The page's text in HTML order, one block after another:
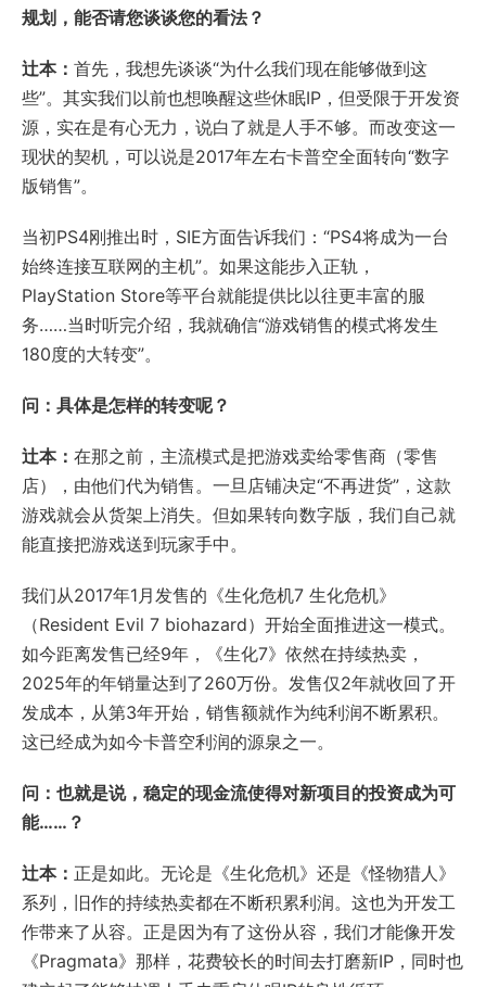
规划，能否请您谈谈您的看法？
辻本： 首先，我想先谈谈“为什么我们现在能够做到这
些”。其实我们以前也想唤醒这些休眠IP，但受限于开发资
源，实在是有心无力，说白了就是人手不够。而改变这一
现状的契机，可以说是2017年左右卡普空全面转向“数字
版销售”。
当初PS4刚推出时，SIE方面告诉我们：“PS4将成为一台
始终连接互联网的主机”。如果这能步入正轨，
PlayStation Store等平台就能提供比以往更丰富的服
务……当时听完介绍，我就确信“游戏销售的模式将发生
180度的大转变”。
问：具体是怎样的转变呢？
辻本： 在那之前，主流模式是把游戏卖给零售商（零售
店），由他们代为销售。一旦店铺决定“不再进货”，这款
游戏就会从货架上消失。但如果转向数字版，我们自己就
能直接把游戏送到玩家手中。
我们从2017年1月发售的《生化危机7 生化危机》
（Resident Evil 7 biohazard）开始全面推进这一模式。
如今距离发售已经9年，《生化7》依然在持续热卖，
2025年的年销量达到了260万份。发售仅2年就收回了开
发成本，从第3年开始，销售额就作为纯利润不断累积。
这已经成为如今卡普空利润的源泉之一。
问：也就是说，稳定的现金流使得对新项目的投资成为可
能……？
辻本： 正是如此。无论是《生化危机》还是《怪物猎人》
系列，旧作的持续热卖都在不断积累利润。这也为开发工
作带来了从容。正是因为有了这份从容，我们才能像开发
《Pragmata》那样，花费较长的时间去打磨新IP，同时也